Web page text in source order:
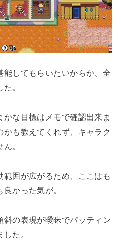
能してもらいたいからか、全
。
な目標はメモで確認出来ま
も教えてくれず、キャラク
。
囲が広がるため、ここはも
かった気が。
斜の表現が曖昧でパッティン
た。